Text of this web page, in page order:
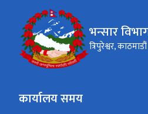
भन्सार
त्रिपुरेश्वर, काठमाडौं
कार्यालय समय